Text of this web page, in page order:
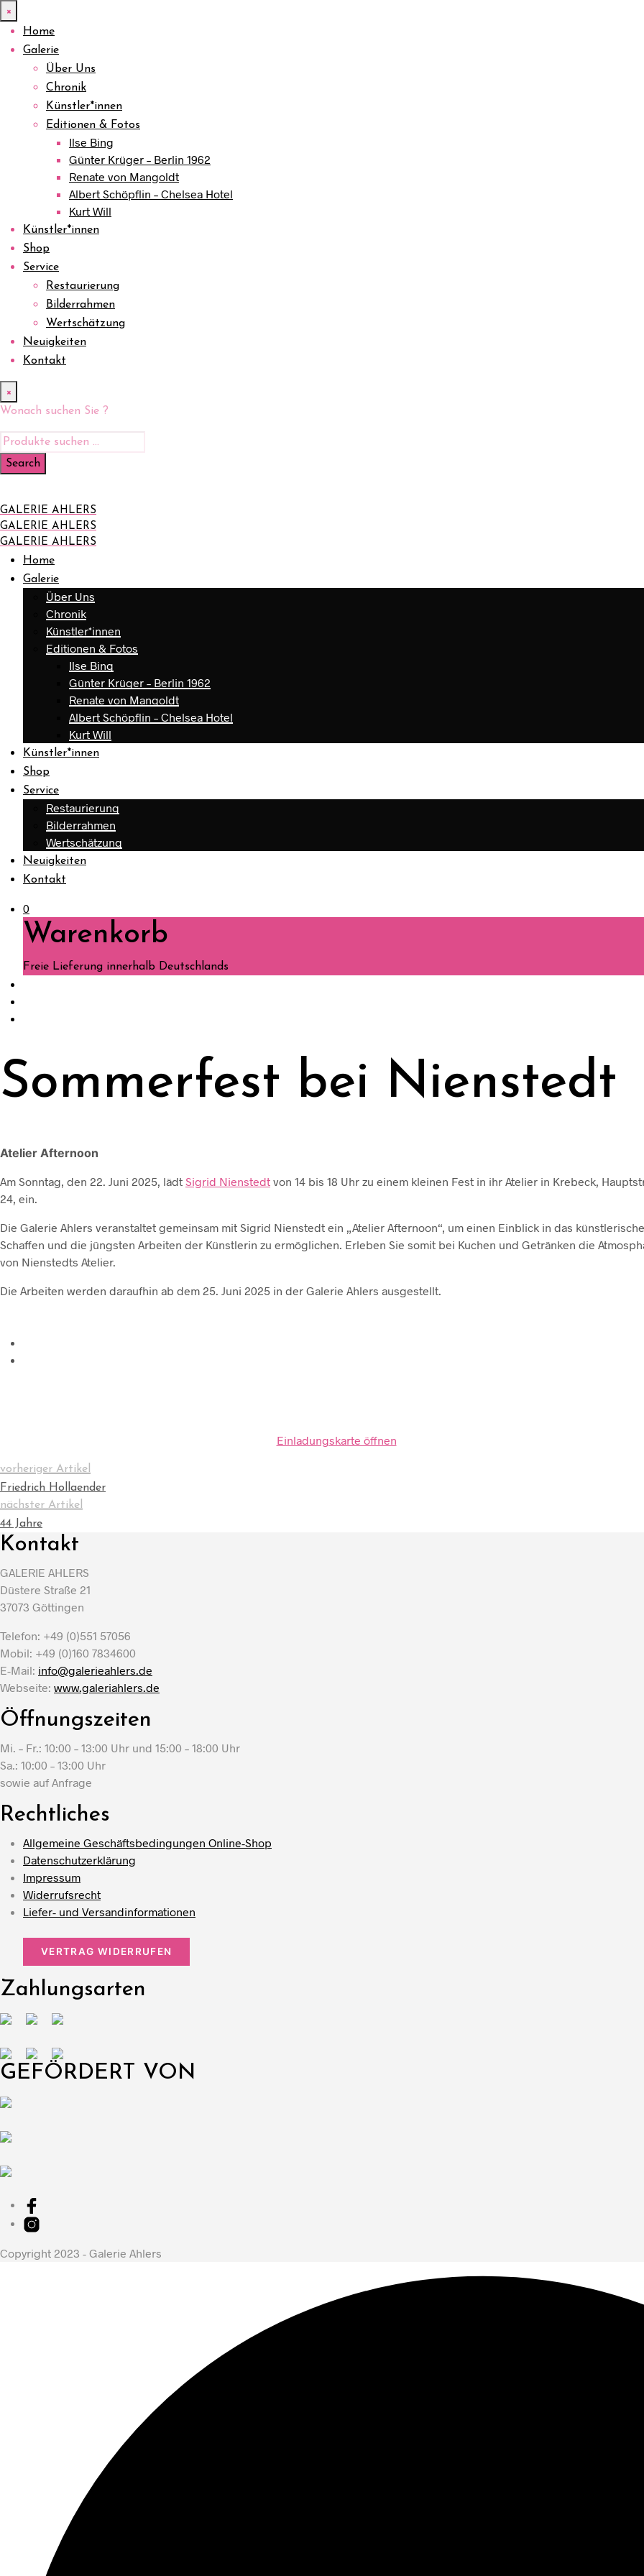
×
Home
Galerie
Über Uns
Chronik
Künstler*innen
Editionen & Fotos
Ilse Bing
Günter Krüger – Berlin 1962
Renate von Mangoldt
Albert Schöpflin – Chelsea Hotel
Kurt Will
Künstler*innen
Shop
Service
Restaurierung
Bilderrahmen
Wertschätzung
Neuigkeiten
Kontakt
×
Wonach suchen Sie ?
GALERIE AHLERS
GALERIE AHLERS
GALERIE AHLERS
Home
Galerie
Über Uns
Chronik
Künstler*innen
Editionen & Fotos
Ilse Bing
Günter Krüger – Berlin 1962
Renate von Mangoldt
Albert Schöpflin – Chelsea Hotel
Kurt Will
Künstler*innen
Shop
Service
Restaurierung
Bilderrahmen
Wertschätzung
Neuigkeiten
Kontakt
0
Warenkorb
Freie Lieferung innerhalb Deutschlands
Sommerfest bei Nienstedt
Atelier Afternoon
Am Sonntag, den 22. Juni 2025, lädt Sigrid Nienstedt von 14 bis 18 Uhr zu einem kleinen Fest in ihr Atelier in Krebeck,
24, ein.
Die Galerie Ahlers veranstaltet gemeinsam mit Sigrid Nienstedt ein „Atelier Afternoon“, um einen Einblick in das künstlerische
Schaffen und die jüngsten Arbeiten der Künstlerin zu ermöglichen. Erleben Sie somit bei Kuchen und Getränken die
von Nienstedts Atelier.
Die Arbeiten werden daraufhin ab dem 25. Juni 2025 in der Galerie Ahlers ausgestellt.
Einladungskarte öffnen
vorheriger Artikel
Friedrich Hollaender
nächster Artikel
44 Jahre
Kontakt
GALERIE AHLERS
Düstere Straße 21
37073 Göttingen
Telefon: +49 (0)551 57056
Mobil: +49 (0)160 7834600
E-Mail: info@galerieahlers.de
Webseite: www.galeriahlers.de
Öffnungszeiten
Mi. – Fr.: 10:00 – 13:00 Uhr und 15:00 – 18:00 Uhr
Sa.: 10:00 – 13:00 Uhr
sowie auf Anfrage
Rechtliches
Allgemeine Geschäftsbedingungen Online-Shop
Datenschutzerklärung
Impressum
Widerrufsrecht
Liefer- und Versandinformationen
VERTRAG WIDERRUFEN
Zahlungsarten
GEFÖRDERT VON
Copyright 2023 - Galerie Ahlers